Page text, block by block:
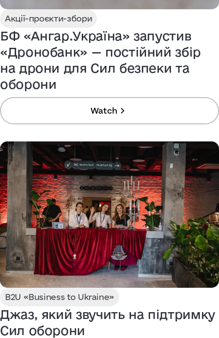
Акції-проєкти-збори
БФ «Ангар.Україна» запустив
«Дронобанк» — постійний збір
на дрони для Сил безпеки та
оборони
Watch
B2U «Business to Ukraine»
Джаз, який звучить на підтримку
Сил оборони